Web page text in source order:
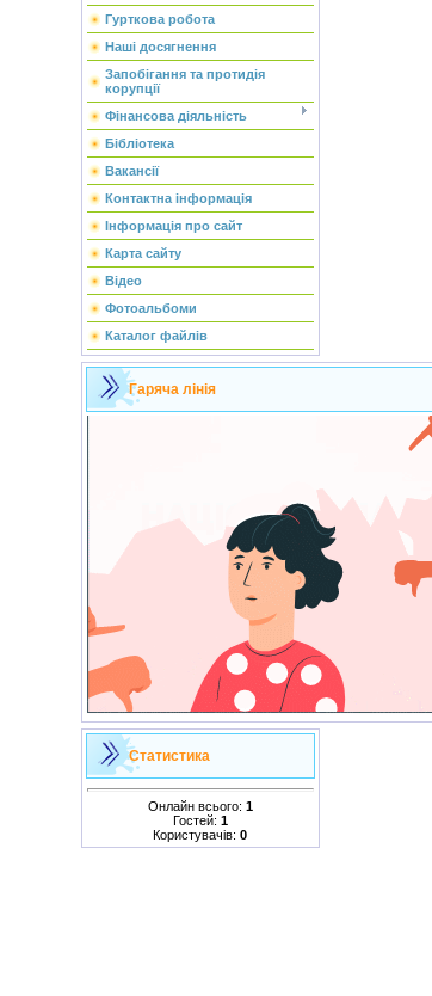
Гурткова робота
Наші досягнення
Запобігання та протидія
корупції
Фінансова діяльність
Бібліотека
Вакансії
Контактна інформація
Інформація про сайт
Карта сайту
Відео
Фотоальбоми
Каталог файлів
Гаряча лінія
Статистика
Онлайн всього: 1
Гостей: 1
Користувачів: 0